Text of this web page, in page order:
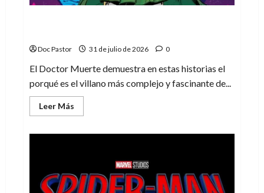
Doc Pastor 31 de julio de 2026 0
El Doctor Muerte demuestra en estas historias el
porqué es el villano más complejo y fascinante de...
Leer Más
más
el
mejor